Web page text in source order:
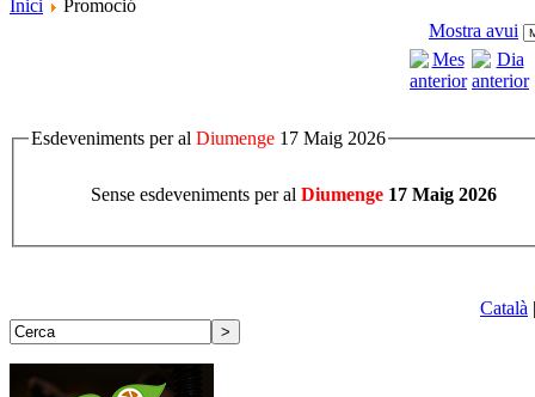
Inici
Promoció
Mostra avui
Esdeveniments per al Diumenge 17 Maig 2026
Sense esdeveniments per al Diumenge 17 Maig 2026
Català